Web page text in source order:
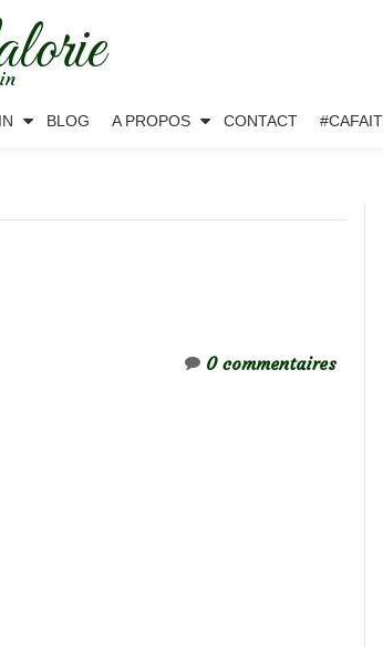
BLOG A PROPOS CONTACT
0 commentaires